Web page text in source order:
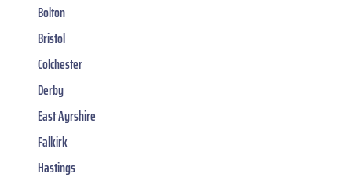
Bolton
Bristol
Colchester
Derby
East Ayrshire
Falkirk
Hastings